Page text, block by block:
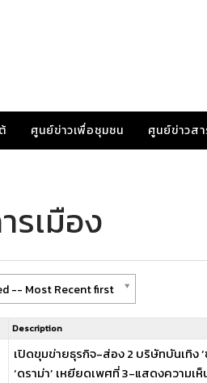
ศูนย์ข่าวเพื่อชุมชน ศูนย์ข่าวส
รเมือง
-- Most Recent first
Description
เปิดขุมข่ายธุรกิจ-ส่อง 2 บริษัทบันเทิง ‘
‘ดราม่า’ เหยียดเพศที่ 3-แสดงความเห็